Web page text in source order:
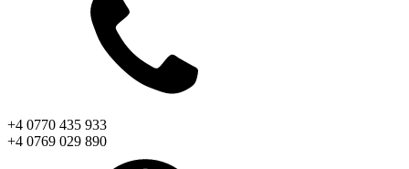
+4 0770 435 933
+4 0769 029 890